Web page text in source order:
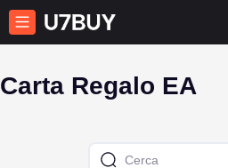
Carta Regalo EA